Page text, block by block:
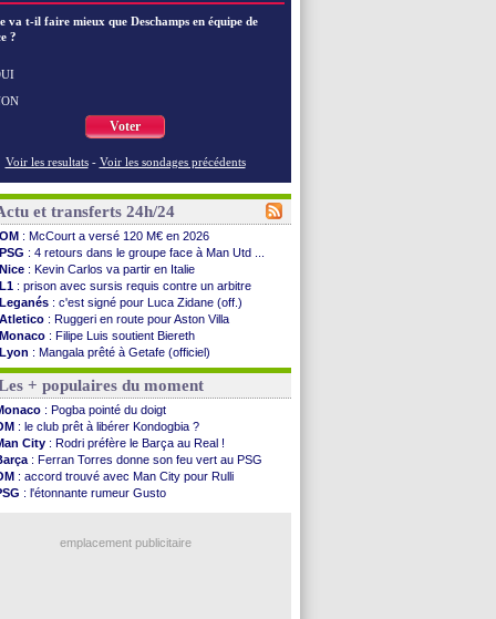
va t-il faire mieux que Deschamps en équipe de
?
Voter
Voir les resultats - Voir les sondages précédents
et transferts 24h/24
OM : McCourt a versé 120 M€ en 2026
PSG : 4 retours dans le groupe face à Man Utd ...
Nice : Kevin Carlos va partir en Italie
L1 : prison avec sursis requis contre un arbitre
Leganés : c'est signé pour Luca Zidane (off.)
Atletico : Ruggeri en route pour Aston Villa
Monaco : Filipe Luis soutient Biereth
Lyon : Mangala prêté à Getafe (officiel)
PSG: Nsoki va signer en Croatie
Arsenal: Naples vise Gabriel Jesus
Real: Mastantuono prêté à la Fiorentina (off.)
Man City : accord avec le Barça pour Rodri ?
Rennes: Haise a prolongé (officiel)
Palace: Tomiyasu a convaincu (officiel)
OM: B. Genesio - "ce n'est pas idéal"
TFC: Sion Oppong signe pour 4 ans (officiel)
PSG : Liverpool va proposer 115 M€ pour ...
: Filipe Luis veut remplacer Akliouche
+ populaires du moment
: Pogba pointé du doigt
: le club prêt à libérer Kondogbia ?
City : Rodri préfère le Barça au Real !
: Ferran Torres donne son feu vert au PSG
: accord trouvé avec Man City pour Rulli
: l'étonnante rumeur Gusto
emplacement publicitaire